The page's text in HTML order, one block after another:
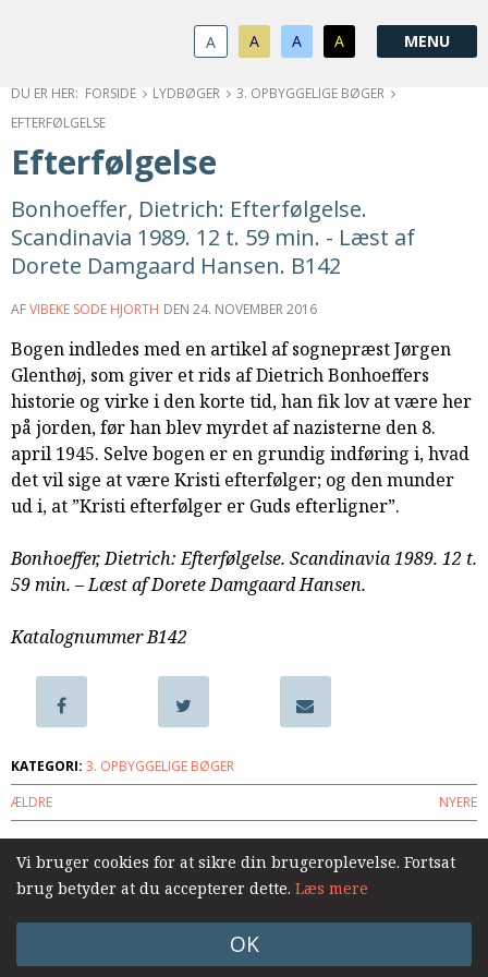
og
gå
indhold
forsiden
guide
for
1.2:
Bestyrelse
1.3:
Økonomi
1.5:
Privatlivspolitik
1.6:
Vedtægter
2.0:
Nyheder
3.0:
Kalender
4.0:
Kristeligt
Lydbibliotek
til
udlån
6.0:
Bibelen
7.0:
Arrangementer
7.1:
Sommerstævne
7.2:
Nordisk
samarbejde
KABB!
9.0:
Links
Næste
indlæg:
dine
hænder.
Vennebreve
og
teologiske
44Forrige
A A A A
FORSIDE LYDBØGER
3. OPBYGGELIGE BØGER
EFTERFØLGELSE
Efterfølgelse
Bonhoeffer, Dietrich: Efterfølgelse.
Scandinavia 1989. 12 t. 59 min. - Læst af
Dorete Damgaard Hansen. B142
AFVIBEKE SODE HJORTH DEN 24. NOVEMBER 2016
Bogen indledes med en artikel af sognepræst Jørgen
Glenthøj, som giver et rids af Dietrich Bonhoeffers
historie og virke i den korte tid, han fik lov at være her
på jorden, før han blev myrdet af nazisterne den 8.
april 1945. Selve bogen er en grundig indføring i, hvad
det vil sige at være Kristi efterfølger; og den munder
ud i, at ”Kristi efterfølger er Guds efterligner”.
Bonhoeffer, Dietrich: Efterfølgelse. Scandinavia 1989. 12 t.
59 min. – Læst af Dorete Damgaard Hansen.
Katalognummer B142
KATEGORI: 3. OPBYGGELIGE BØGER
ÆLDRE
NYERE
Log ind
Vi bruger cookies for at sikre din brugeroplevelse. Fortsat
brug betyder at du accepterer dette. Læs mere
OK